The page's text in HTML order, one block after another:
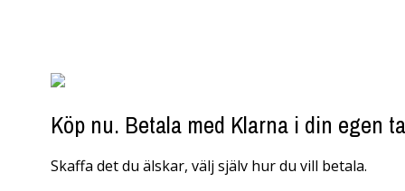
Köp nu. Betala med Klarna i din egen
Skaffa det du älskar, välj själv hur du vill betala.